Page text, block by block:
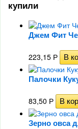
купили
Джем Фит
223,15 Р
Палочки
83,50 Р
Зерно овса